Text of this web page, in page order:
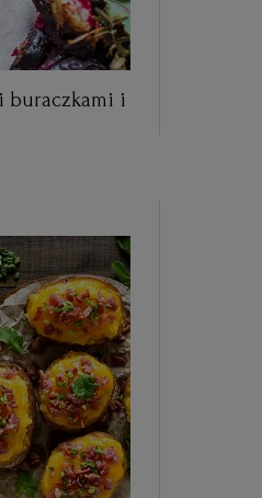
buraczkami i